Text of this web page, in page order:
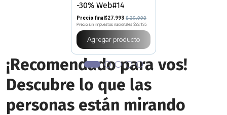
-30% Web#14
Precio final$27.993 $39.990
Precio sin impuestos nacionales $23.135
Agregar producto
¡Recomendado para vos!
Descubre lo que las
personas están mirando